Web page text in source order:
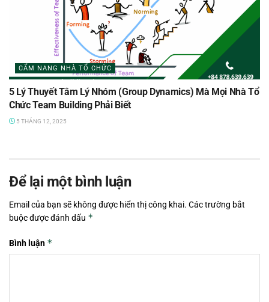
CẨM NANG NHÀ TỔ CHỨC
5 Lý Thuyết Tâm Lý Nhóm (Group Dynamics) Mà Mọi Nhà Tổ
Chức Team Building Phải Biết
5 THÁNG 12, 2025
Để lại một bình luận
Email của bạn sẽ không được hiển thị công khai. Các trường bắt
buộc được đánh dấu *
Bình luận *